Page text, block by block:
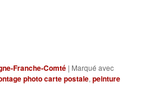
Franche-Comté | Marqué avec
photo carte postale,peinture